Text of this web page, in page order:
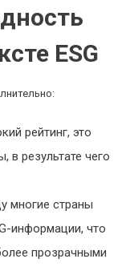
ESG
рейтинг, это
в результате чего
многие страны
информации, что
прозрачными